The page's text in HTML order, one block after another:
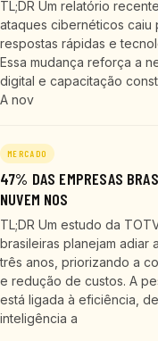
TL;DR Um relatório
ataques cibernéticos caiu
respostas rápidas e
Essa mudança reforça a
digital e capacitação
A nov
MERCADO
47% DAS EMPRESAS
NUVEM NOS
TL;DR Um estudo da
brasileiras planejam adiar
três anos, priorizando a
e redução de custos. A
está ligada à eficiência,
inteligência a